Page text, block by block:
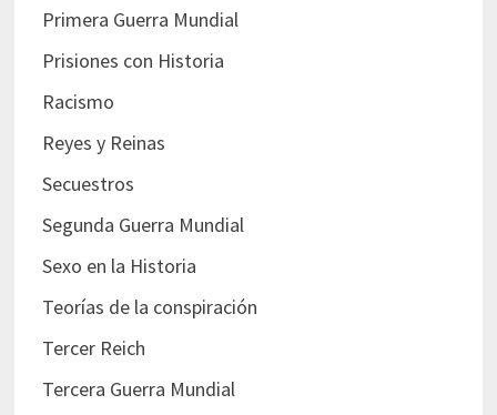
Primera Guerra Mundial
Prisiones con Historia
Racismo
Reyes y Reinas
Secuestros
Segunda Guerra Mundial
Sexo en la Historia
Teorías de la conspiración
Tercer Reich
Tercera Guerra Mundial